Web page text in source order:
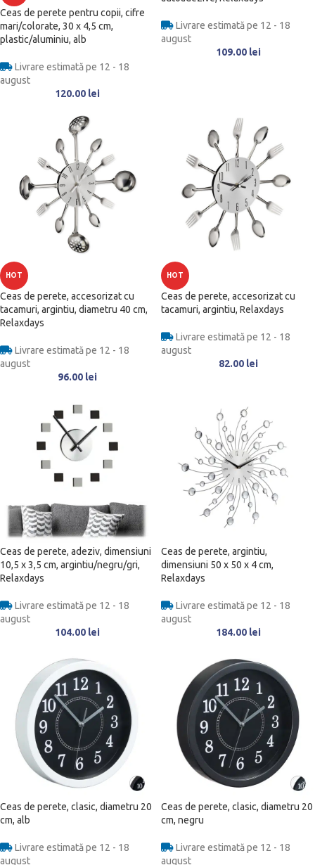
Ceas de perete pentru copii, cifre
mari/colorate, 30 x 4,5 cm,
plastic/aluminiu, alb
Livrare estimată pe 12 - 18
august
120.00 lei
Livrare estimată pe 12 - 18
august
109.00 lei
HOT
Ceas de perete, accesorizat cu
tacamuri, argintiu, diametru 40 cm,
Relaxdays
Livrare estimată pe 12 - 18
august
96.00 lei
HOT
Ceas de perete, accesorizat cu
tacamuri, argintiu, Relaxdays
Livrare estimată pe 12 - 18
august
82.00 lei
Ceas de perete, adeziv, dimensiuni
10,5 x 3,5 cm, argintiu/negru/gri,
Relaxdays
Livrare estimată pe 12 - 18
august
104.00 lei
Ceas de perete, argintiu,
dimensiuni 50 x 50 x 4 cm,
Relaxdays
Livrare estimată pe 12 - 18
august
184.00 lei
Ceas de perete, clasic, diametru 20
cm, alb
Livrare estimată pe 12 - 18
august
Ceas de perete, clasic, diametru 20
cm, negru
Livrare estimată pe 12 - 18
august